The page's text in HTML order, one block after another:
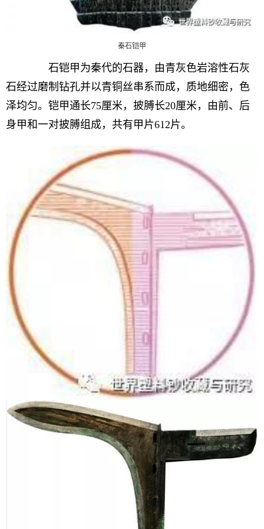
秦石铠甲
石铠甲为秦代的石器，由青灰色岩溶性石灰
石经过磨制钻孔并以青铜丝串系而成，质地细密，色
泽均匀。铠甲通长75厘米，披膊长20厘米，由前、后
身甲和一对披膊组成，共有甲片612片。